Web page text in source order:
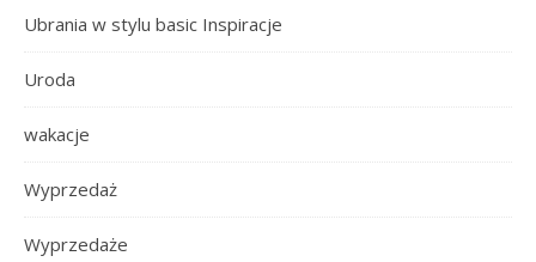
Ubrania w stylu basic Inspiracje
Uroda
wakacje
Wyprzedaż
Wyprzedaże